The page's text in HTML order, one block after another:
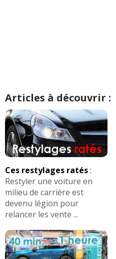
Articles à découvrir :
Ces restylages ratés:
Restyler une voiture en
milieu de carrière est
devenu légion pour
relancer les vente ...